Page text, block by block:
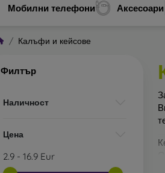
Мобилни телефони Аксесоари
Калъфи и кейсове
Филтър
Наличност
Цена
2.9 - 16.9 Eur